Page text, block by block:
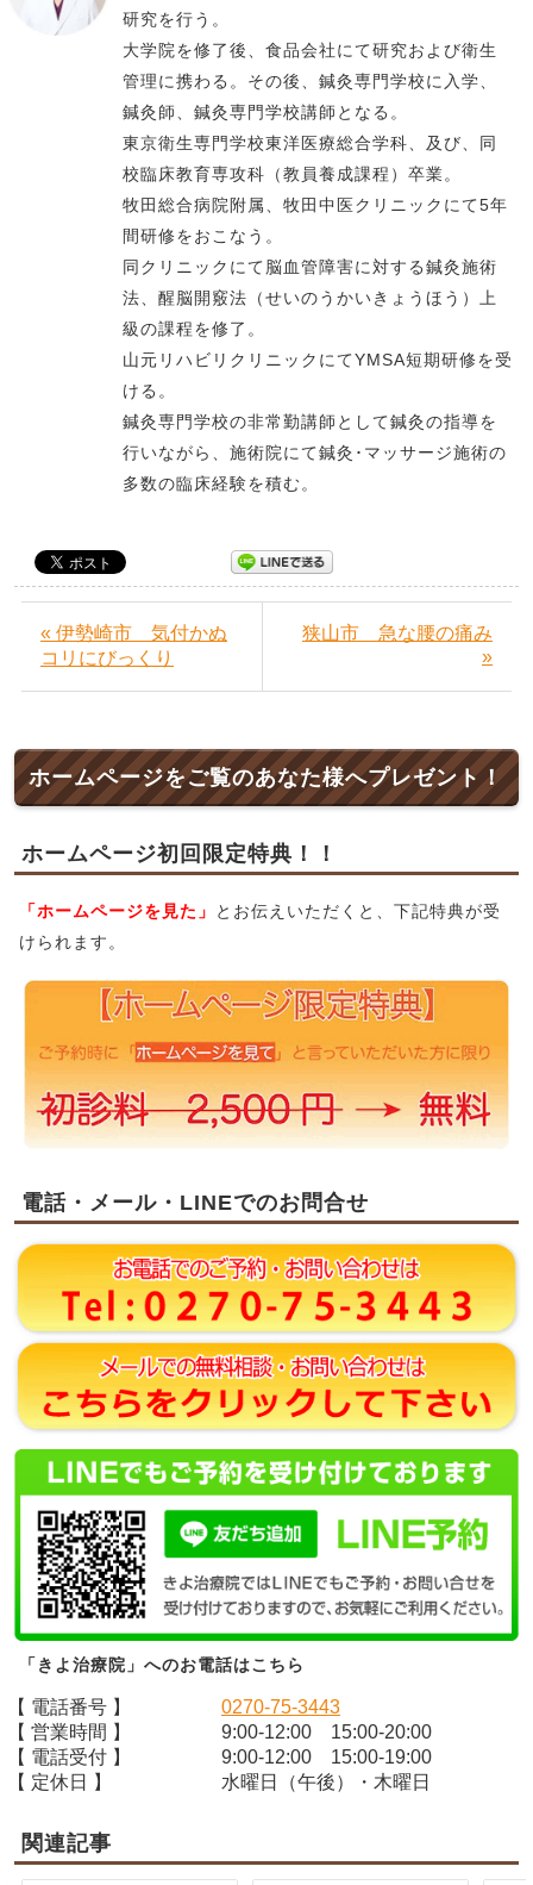
研究を行う。
大学院を修了後、食品会社にて研究および衛生
管理に携わる。その後、鍼灸専門学校に入学、
鍼灸師、鍼灸専門学校講師となる。
東京衛生専門学校東洋医療総合学科、及び、同
校臨床教育専攻科（教員養成課程）卒業。
牧田総合病院附属、牧田中医クリニックにて5年
間研修をおこなう。
同クリニックにて脳血管障害に対する鍼灸施術
法、醒脳開竅法（せいのうかいきょうほう）上
級の課程を修了。
山元リハビリクリニックにてYMSA短期研修を受
ける。
鍼灸専門学校の非常勤講師として鍼灸の指導を
行いながら、施術院にて鍼灸･マッサージ施術の
多数の臨床経験を積む。
« 伊勢崎市 気付かぬ
コリにびっくり
狭山市 急な腰の痛み
»
ホームページをご覧のあなた様へプレゼント！
ホームページ初回限定特典！！
「ホームページを見た」
とお伝えいただくと、下記特典が受
けられます。
電話・メール・LINEでのお問合せ
「きよ治療院」へのお電話はこちら
【 電話番号 】
0270-75-3443
【 営業時間 】
9:00-12:00 15:00-20:00
【 電話受付 】
9:00-12:00 15:00-19:00
【 定休日 】
水曜日（午後）・木曜日
関連記事